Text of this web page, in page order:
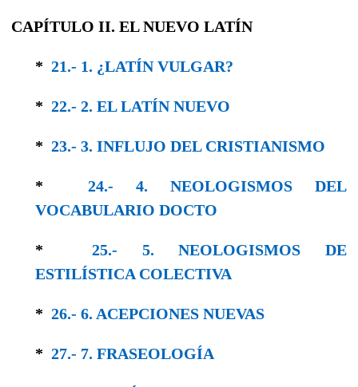
CAPÍTULO II. EL NUEVO LATÍN
* 21.- 1. ¿LATÍN VULGAR?
* 22.- 2. EL LATÍN NUEVO
* 23.- 3. INFLUJO DEL CRISTIANISMO
* 24.- 4. NEOLOGISMOS DEL
VOCABULARIO DOCTO
*25.- 5. NEOLOGISMOS DE
ESTILÍSTICA COLEC­TIVA
* 26.- 6. ACEPCIONES NUEVAS
* 27.- 7. FRASEOLOGÍA